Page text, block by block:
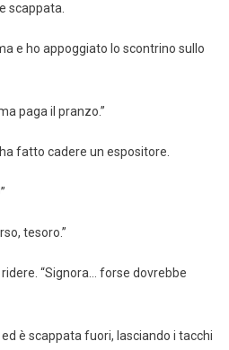
scappata.
e ho appoggiato lo scontrino sullo
paga il pranzo.”
fatto cadere un espositore.
tesoro.”
“Signora… forse dovrebbe
è scappata fuori, lasciando i tacchi